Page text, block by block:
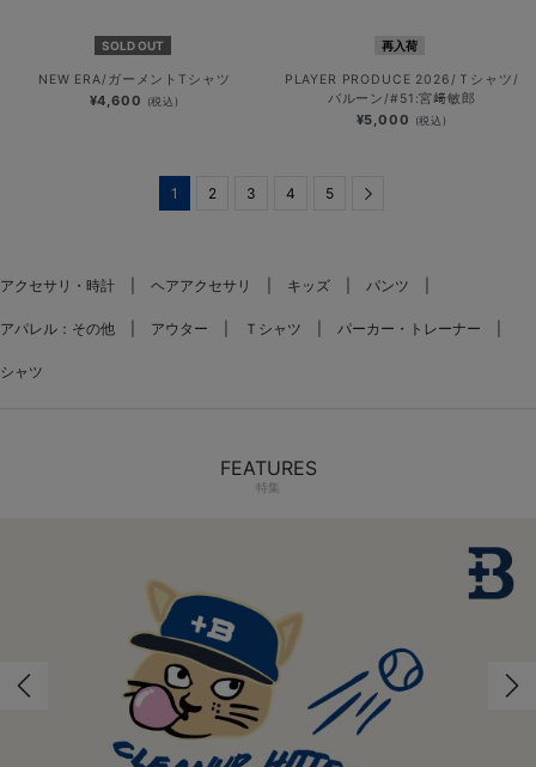
SOLD OUT
NEW ERA/ガーメントTシャツ
¥4,600 (税込)
再入荷
PLAYER PRODUCE 2026/Ｔシャツ/
バルーン/#51:宮﨑敏郎
¥5,000 (税込)
1 2 3 4 5
アクセサリ・時計 ヘアアクセサリ キッズ パンツ
アパレル：その他 アウター Ｔシャツ パーカー・トレーナー
シャツ
FEATURES
特集